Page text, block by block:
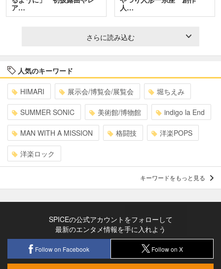
ア…
人…
さらに読み込む
人気のキーワード
HIMARI 展示会/博覧会/展覧会 堀ちえみ
SUMMER SONIC 美術館/博物館 indigo la End
MAN WITH A MISSION 格闘技 洋楽POPS
洋楽ロック
キーワードをもっと見る
SPICEの公式アカウントをフォローして
最新のエンタメ情報を手に入れよう
Follow on Facebook Follow on X